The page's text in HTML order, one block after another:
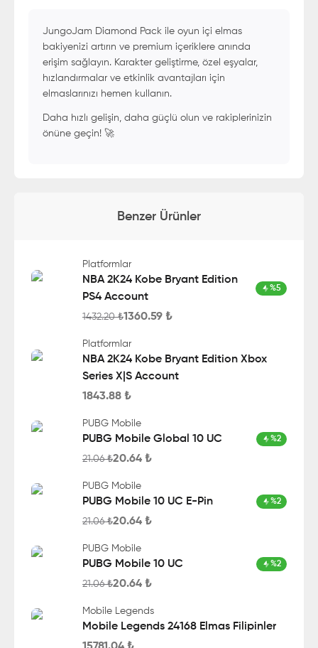
JungoJam Diamond Pack ile oyun içi elmas
bakiyenizi artırın ve premium içeriklere anında
erişim sağlayın. Karakter geliştirme, özel eşyalar,
hızlandırmalar ve etkinlik avantajları için
elmaslarınızı hemen kullanın.
Daha hızlı gelişin, daha güçlü olun ve rakiplerinizin
önüne geçin! 🚀
Benzer Ürünler
Platformlar
NBA 2K24 Kobe Bryant Edition
PS4 Account
%5
1432.20₺1360.59 ₺
Platformlar
NBA 2K24 Kobe Bryant Edition Xbox
Series X|S Account
1843.88 ₺
PUBG Mobile
PUBG Mobile Global 10 UC %2
21.06₺20.64 ₺
PUBG Mobile
PUBG Mobile 10 UC E-Pin %2
21.06₺20.64 ₺
PUBG Mobile
PUBG Mobile 10 UC %2
21.06₺20.64 ₺
Mobile Legends
Mobile Legends 24168 Elmas Filipinler